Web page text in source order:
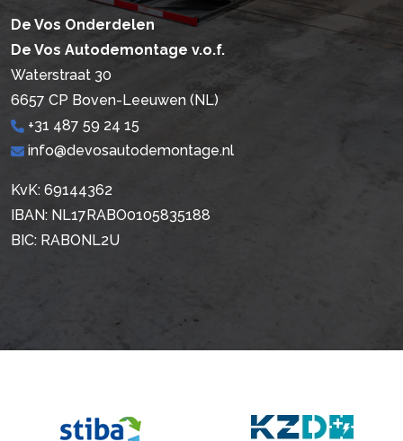
De Vos Onderdelen
De Vos Autodemontage v.o.f.
Waterstraat 30
6657 CP Boven-Leeuwen (NL)
+31 487 59 24 15
info@devosautodemontage.nl
KvK: 69144362
IBAN: NL17RABO0105835188
BIC: RABONL2U